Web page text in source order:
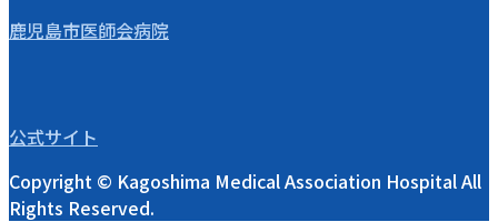
鹿児島市医師会病院
公式サイト
Copyright © Kagoshima Medical Association Hospital All
Rights Reserved.